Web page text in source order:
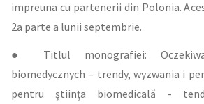
impreuna cu partenerii din Polonia.
2a parte a lunii septembrie.
● Titlul monografiei:
biomedycznych – trendy, wyzwania i
pentru știința biomedicală -